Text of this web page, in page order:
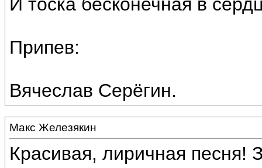
И тоска бесконечная в
Припев:
Вячеслав Серёгин.
Макс Железякин
Красивая, лиричная песня!